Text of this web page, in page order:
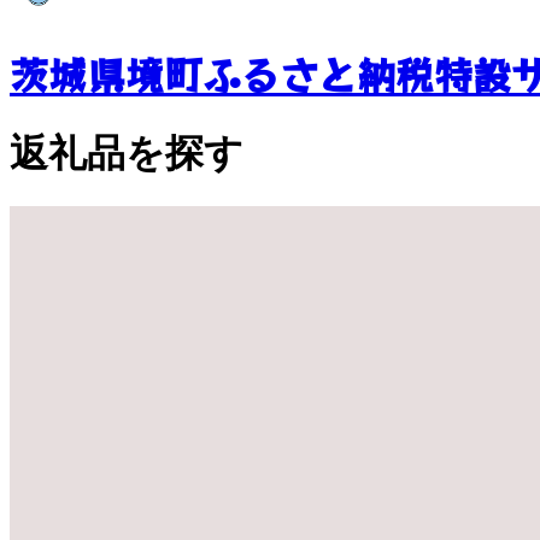
茨城県境町ふるさと納税特設
返礼品を探す